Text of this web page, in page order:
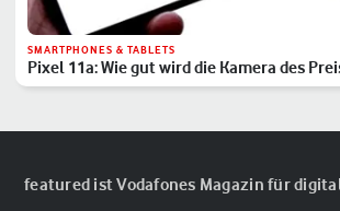
SMARTPHONES & TABLETS
Pixel 11a: Wie gut wird die Kamera des
Hits?
featured ist Vodafones Magazin für